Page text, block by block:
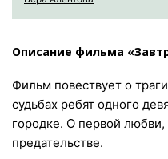
Описание фильма
Фильм повествует о
судьбах ребят одного
городке. О первой
предательстве.